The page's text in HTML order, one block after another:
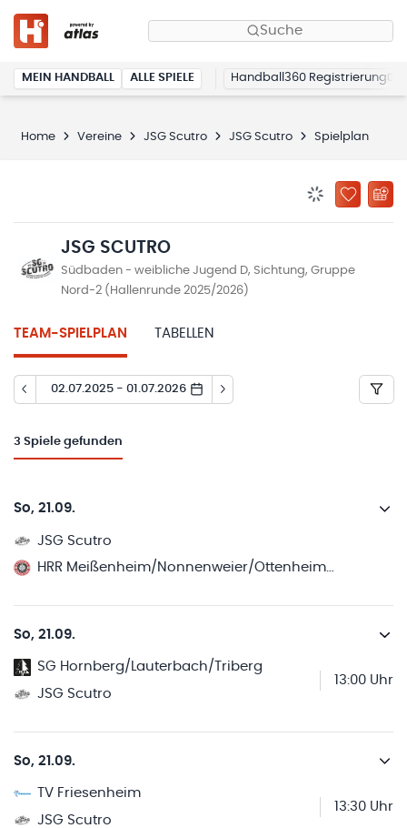
Suche
MEIN HANDBALL ALLE SPIELE Handball360 Registrierung
Home Vereine JSG Scutro JSG Scutro Spielplan
ZU
JSG SCUTRO
Südbaden - weibliche Jugend D, Sichtung, Gruppe
Nord-2 (Hallenrunde 2025/2026)
TEAM-SPIELPLAN TABELLEN
02.07.2025 - 01.07.2026
3 Spiele gefunden
So, 21.09.
JSG Scutro
HRR Meißenheim/Nonnenweier/Ottenheim 2
So, 21.09.
SG Hornberg/Lauterbach/Triberg
JSG Scutro
13:00 Uhr
So, 21.09.
TV Friesenheim
JSG Scutro
13:30 Uhr